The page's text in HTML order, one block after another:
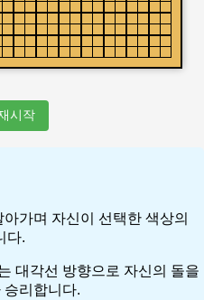
시작
가며 자신이 선택한 색상의
다.
대각선 방향으로 자신의 돌을
리합니다.